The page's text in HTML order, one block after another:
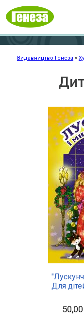
основного
Видавництво Генеза
Для